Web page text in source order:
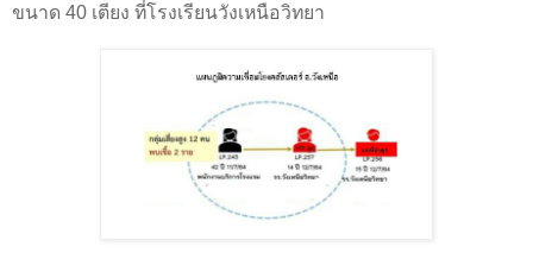
ขนาด 40 เตียง ที่โรงเรียนวังเหนือวิทยา